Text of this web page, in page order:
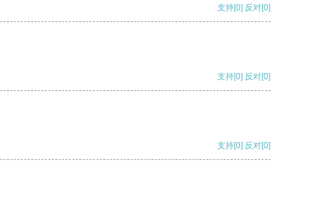
支持[0] 反对[0]
支持[0] 反对[0]
支持[0] 反对[0]